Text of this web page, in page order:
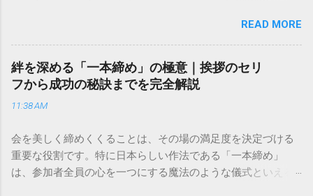
きできる？」といった疑問を抱える方も多いはずです。 福山
通運は企業間物流のイメージが強いかもしれませんが、個人
向けの宅配サービスも非常に充実しています。大切なのは、
目的に合わせた適切な連絡先を選ぶことです。この記事で
は、荷物の追跡確認から営業所への電話連絡、再配達の依頼
手順まで、初めての方でも迷わずに解決できる方法を詳しく
本全国に広範なネットワークを持つ大手運送会社です。特に
重量物や大型の荷物、そして企業間の輸送において圧倒的な
実績を誇ります。 個人で利用する場合、他の宅配業者と少し
READ MORE
絆を深める「一本締め」の極意｜挨拶のセリ
フから成功の秘訣までを完全解説
11:38 AM
会を美しく締めくくることは、その場の満足度を決定づける
重要な役割です。特に日本らしい作法である「一本締め」
は、参加者全員の心を一つにする魔法のような儀式といえる